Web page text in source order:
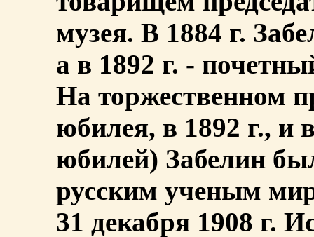
музея. В 1884 г.
а в 1892 г. -
На торжественном
юбилея, в 1892 г., и
юбилей) Забелин
русским ученым
31 декабря 1908 г.